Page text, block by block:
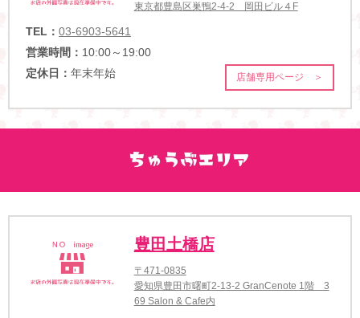
東京都豊島区巣鴨2-4-2 岡田ビル４F
TEL： 03-6903-5641
営業時間： 10:00～19:00
定休日： 年末年始 店舗専用ページ ＞
豊田土橋店
〒471-0835
愛知県豊田市曙町2-13-2 GranCenote 1階 3
69 Salon & Cafe内